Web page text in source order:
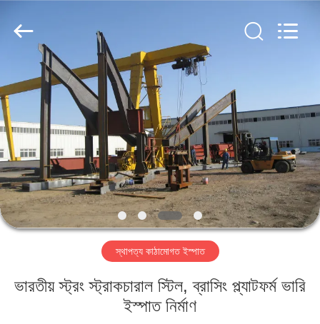
বাড়ি
পণ্য
ভিডিও
ভিআর
শো
আমাদের
Qingdao
স্থাপত্য কাঠামোগত ইস্পাত
ভারতীয় স্ট্রং স্ট্রাকচারাল স্টিল, ব্রাসিং প্ল্যাটফর্ম ভারি
ইস্পাত নির্মাণ